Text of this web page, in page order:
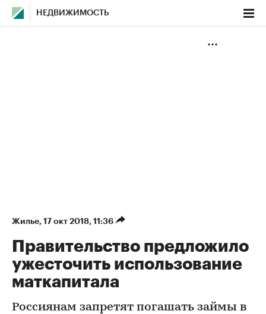
НЕДВИЖИМОСТЬ
Жилье⁠, 17 окт 2018, 11:36
Правительство предложило
ужесточить использование
маткапитала
Россиянам запретят погашать займы в